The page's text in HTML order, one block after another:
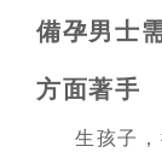
備孕男士
方面著手
生孩子